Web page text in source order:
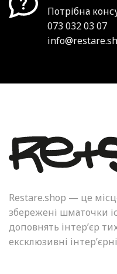
Потрібна
073 032 03 07
Restare.shop — це
збережені шматочки
доповнять інтер’єр
ексклюзивні